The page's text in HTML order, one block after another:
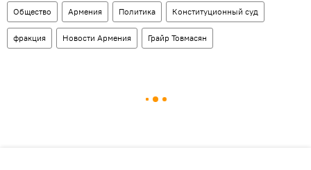
Общество Армения Политика Конституционный суд
фракция Новости Армения Грайр Товмасян